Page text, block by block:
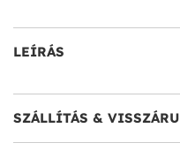
LEÍRÁS
SZÁLLÍTÁS & VISSZÁRU